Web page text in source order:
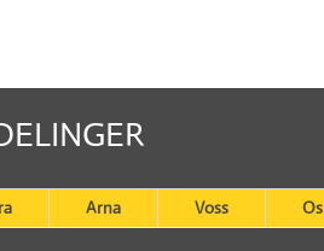
Arna Voss Os